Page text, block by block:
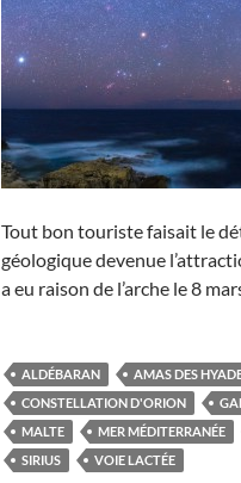
Tout bon touriste faisait le
géologique devenue
a eu raison de l’arche le 8
ALDÉBARAN AMAS DES
CONSTELLATION D'ORION
MALTE
MER MÉDITERRANÉE
SIRIUS
VOIE LACTÉE